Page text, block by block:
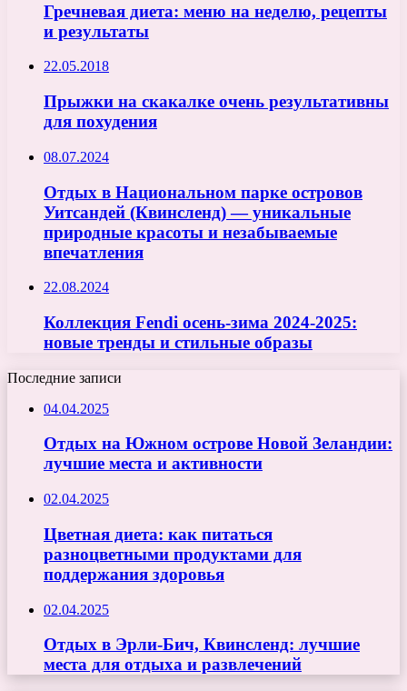
Гречневая диета: меню на неделю, рецепты
и результаты
22.05.2018
Прыжки на скакалке очень результативны
для похудения
08.07.2024
Отдых в Национальном парке островов
Уитсандей (Квинсленд) — уникальные
природные красоты и незабываемые
впечатления
22.08.2024
Коллекция Fendi осень-зима 2024-2025:
новые тренды и стильные образы
Последние записи
04.04.2025
Отдых на Южном острове Новой Зеландии:
лучшие места и активности
02.04.2025
Цветная диета: как питаться
разноцветными продуктами для
поддержания здоровья
02.04.2025
Отдых в Эрли-Бич, Квинсленд: лучшие
места для отдыха и развлечений